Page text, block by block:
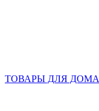
ТОВАРЫ ДЛЯ ДОМА